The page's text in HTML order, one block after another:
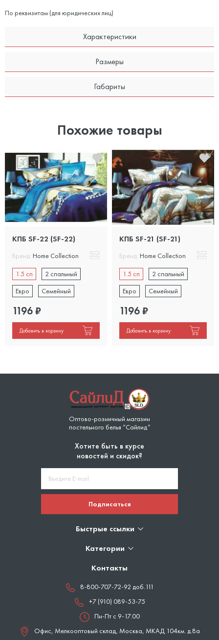
По реквизитам (для юридических лиц)
Характеристики
Размеры
Габариты
Похожие товары
КПБ SF-22 (SF-22)
Бренд: Home Collection
1.5 сп
2 спальный
Евро
Семейный
1196₽
Добавить в корзину
КПБ SF-21 (SF-21)
Бренд: Home Collection
1.5 сп
2 спальный
Евро
Семейный
1196₽
Добавить в корзину
Оптово-розничный магазин
постельного белья “Сайлид”
Хотите быть в курсе
новостей и скидок?
Подписаться
Быстрые ссылки
Категории
Контакты
8-800-707-72-92 доб.111
+7 (910) 089-53-75
Пн-Пт с 9-17.00
Офис, Мелкооптовый склад, Москва, МКАД 104км. д.8а